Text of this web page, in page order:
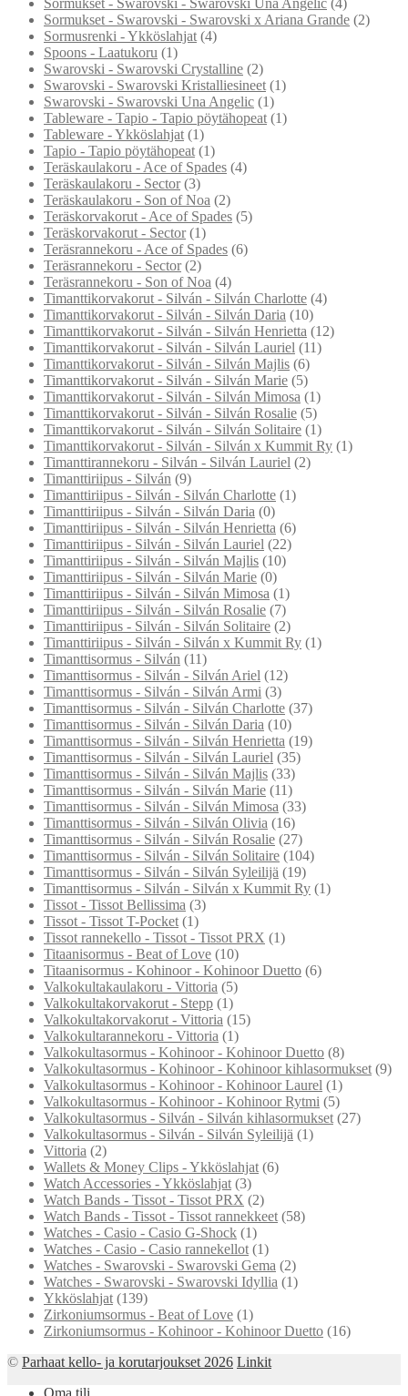
Sormukset - Swarovski - Swarovski x Ariana Grande (2)
Sormusrenki - Ykköslahjat (4)
Spoons - Laatukoru (1)
Swarovski - Swarovski Crystalline (2)
Swarovski - Swarovski Kristalliesineet (1)
Swarovski - Swarovski Una Angelic (1)
Tableware - Tapio - Tapio pöytähopeat (1)
Tableware - Ykköslahjat (1)
Tapio - Tapio pöytähopeat (1)
Teräskaulakoru - Ace of Spades (4)
Teräskaulakoru - Sector (3)
Teräskaulakoru - Son of Noa (2)
Teräskorvakorut - Ace of Spades (5)
Teräskorvakorut - Sector (1)
Teräsrannekoru - Ace of Spades (6)
Teräsrannekoru - Sector (2)
Teräsrannekoru - Son of Noa (4)
Timanttikorvakorut - Silván - Silván Charlotte (4)
Timanttikorvakorut - Silván - Silván Daria (10)
Timanttikorvakorut - Silván - Silván Henrietta (12)
Timanttikorvakorut - Silván - Silván Lauriel (11)
Timanttikorvakorut - Silván - Silván Majlis (6)
Timanttikorvakorut - Silván - Silván Marie (5)
Timanttikorvakorut - Silván - Silván Mimosa (1)
Timanttikorvakorut - Silván - Silván Rosalie (5)
Timanttikorvakorut - Silván - Silván Solitaire (1)
Timanttikorvakorut - Silván - Silván x Kummit Ry (1)
Timanttirannekoru - Silván - Silván Lauriel (2)
Timanttiriipus - Silván (9)
Timanttiriipus - Silván - Silván Charlotte (1)
Timanttiriipus - Silván - Silván Daria (0)
Timanttiriipus - Silván - Silván Henrietta (6)
Timanttiriipus - Silván - Silván Lauriel (22)
Timanttiriipus - Silván - Silván Majlis (10)
Timanttiriipus - Silván - Silván Marie (0)
Timanttiriipus - Silván - Silván Mimosa (1)
Timanttiriipus - Silván - Silván Rosalie (7)
Timanttiriipus - Silván - Silván Solitaire (2)
Timanttiriipus - Silván - Silván x Kummit Ry (1)
Timanttisormus - Silván (11)
Timanttisormus - Silván - Silván Ariel (12)
Timanttisormus - Silván - Silván Armi (3)
Timanttisormus - Silván - Silván Charlotte (37)
Timanttisormus - Silván - Silván Daria (10)
Timanttisormus - Silván - Silván Henrietta (19)
Timanttisormus - Silván - Silván Lauriel (35)
Timanttisormus - Silván - Silván Majlis (33)
Timanttisormus - Silván - Silván Marie (11)
Timanttisormus - Silván - Silván Mimosa (33)
Timanttisormus - Silván - Silván Olivia (16)
Timanttisormus - Silván - Silván Rosalie (27)
Timanttisormus - Silván - Silván Solitaire (104)
Timanttisormus - Silván - Silván Syleilijä (19)
Timanttisormus - Silván - Silván x Kummit Ry (1)
Tissot - Tissot Bellissima (3)
Tissot - Tissot T-Pocket (1)
Tissot rannekello - Tissot - Tissot PRX (1)
Titaanisormus - Beat of Love (10)
Titaanisormus - Kohinoor - Kohinoor Duetto (6)
Valkokultakaulakoru - Vittoria (5)
Valkokultakorvakorut - Stepp (1)
Valkokultakorvakorut - Vittoria (15)
Valkokultarannekoru - Vittoria (1)
Valkokultasormus - Kohinoor - Kohinoor Duetto (8)
Valkokultasormus - Kohinoor - Kohinoor kihlasormukset (9)
Valkokultasormus - Kohinoor - Kohinoor Laurel (1)
Valkokultasormus - Kohinoor - Kohinoor Rytmi (5)
Valkokultasormus - Silván - Silván kihlasormukset (27)
Valkokultasormus - Silván - Silván Syleilijä (1)
Vittoria (2)
Wallets & Money Clips - Ykköslahjat (6)
Watch Accessories - Ykköslahjat (3)
Watch Bands - Tissot - Tissot PRX (2)
Watch Bands - Tissot - Tissot rannekkeet (58)
Watches - Casio - Casio G-Shock (1)
Watches - Casio - Casio rannekellot (1)
Watches - Swarovski - Swarovski Gema (2)
Watches - Swarovski - Swarovski Idyllia (1)
Ykköslahjat (139)
Zirkoniumsormus - Beat of Love (1)
Zirkoniumsormus - Kohinoor - Kohinoor Duetto (16)
© Parhaat kello- ja korutarjoukset 2026 Linkit
Oma tili